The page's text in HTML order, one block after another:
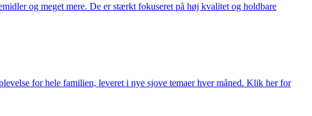
og meget mere. De er stærkt fokuseret på høj kvalitet og holdbare
for hele familien, leveret i nye sjove temaer hver måned. Klik her for